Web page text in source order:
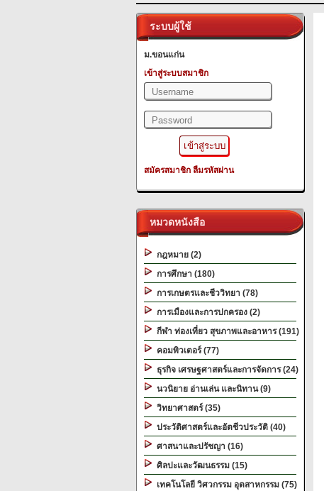
ระบบผู้ใช้
ม.ขอนแก่น
เข้าสู่ระบบสมาชิก
สมัครสมาชิก ลืมรหัสผ่าน
หมวดหนังสือ
กฎหมาย (2)
การศึกษา (180)
การเกษตรและชีววิทยา (78)
การเมืองและการปกครอง (2)
กีฬา ท่องเที่ยว สุขภาพและอาหาร (191)
คอมพิวเตอร์ (77)
ธุรกิจ เศรษฐศาสตร์และการจัดการ (24)
นวนิยาย อ่านเล่น และนิทาน (9)
วิทยาศาสตร์ (35)
ประวัติศาสตร์และอัตชีวประวัติ (40)
ศาสนาและปรัชญา (16)
ศิลปะและวัฒนธรรม (15)
เทคโนโลยี วิศวกรรม อุตสาหกรรม (75)